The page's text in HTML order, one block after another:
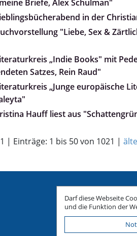
Briefe, Alex Schulman"
in der
"Liebe, Sex &
„Indie Books" mit
Satzes, Rein Raud"
„Junge europäische
Hauff liest aus
| Einträge: 1 bis 50 von 1021 |
Impressum
Darf diese Webseite
und die Funktion der